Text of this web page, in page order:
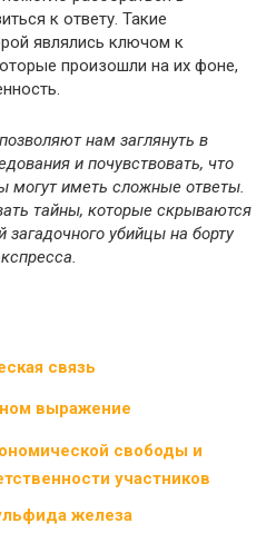
к ответу. Такие
являлись ключом к
произошли на их фоне,
нам заглянуть в
и почувствовать, что
могут иметь сложные ответы.
тайны, которые скрываются
убийцы на борту
связь
выражение
свободы и
участников
железа